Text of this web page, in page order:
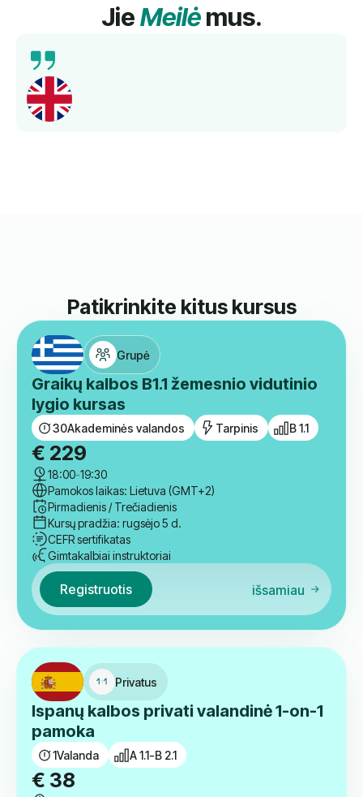
JieMeilėmus.
Išsamus mokymas, kompetentingi mokytojai ir
geresnis kalbos mokėjimas per trumpą laiką.
Rekomenduojama!
Patikrinkite kitus kursus
Grupė
Graikų kalbos B1.1 žemesnio vidutinio
lygio kursas
30Akademinės valandos
€229
Pamokos laikas: Lietuva (GMT+2)
Pirmadienis / Trečiadienis
Kursų pradžia: rugsėjo 5 d.
CEFR sertifikatas
Gimtakalbiai instruktoriai
Registruotis